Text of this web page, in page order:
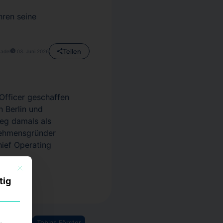
seine
03. Juni 2026 Teilen
geschaffen
Berlin und
damals als
Operating
Mit diesem Button wird der Dialog geschlossen. Seine Funktionalität ist identisch